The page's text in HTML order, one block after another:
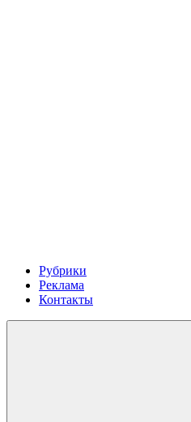
Рубрики
Реклама
Контакты